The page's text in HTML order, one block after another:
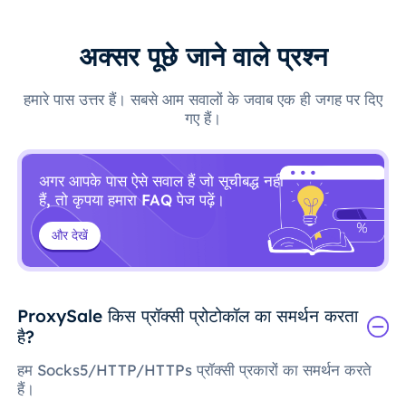
अक्सर पूछे जाने वाले प्रश्न
हमारे पास उत्तर हैं। सबसे आम सवालों के जवाब एक ही जगह पर दिए
गए हैं।
अगर आपके पास ऐसे सवाल हैं जो सूचीबद्ध नहीं
हैं, तो कृपया हमारा FAQ पेज पढ़ें।
और देखें
ProxySale किस प्रॉक्सी प्रोटोकॉल का समर्थन करता
है?
हम Socks5/HTTP/HTTPs प्रॉक्सी प्रकारों का समर्थन करते
हैं।